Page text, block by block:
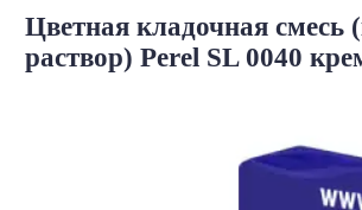
Цветная кладочная смесь
раствор) Perel SL 0040